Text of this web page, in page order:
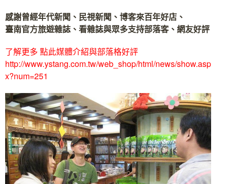
感謝曾經年代新聞、民視新聞、博客來百年好店、
臺南官方旅遊雜誌、看雜誌與眾多支持部落客、網友好評
了解更多 點此媒體介紹與部落格好評
http://www.ystang.com.tw/web_shop/html/news/show.asp
x?num=251